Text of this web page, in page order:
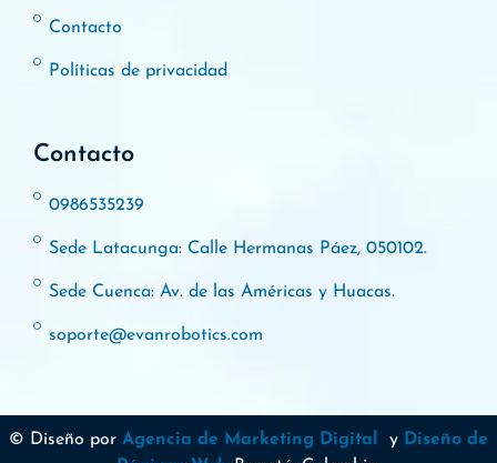
Contacto
Políticas de privacidad
Contacto
0986535239
Sede Latacunga: Calle Hermanas Páez, 050102.
Sede Cuenca: Av. de las Américas y Huacas.
soporte@evanrobotics.com
© Diseño por Agencia de Marketing Digital y Diseño de